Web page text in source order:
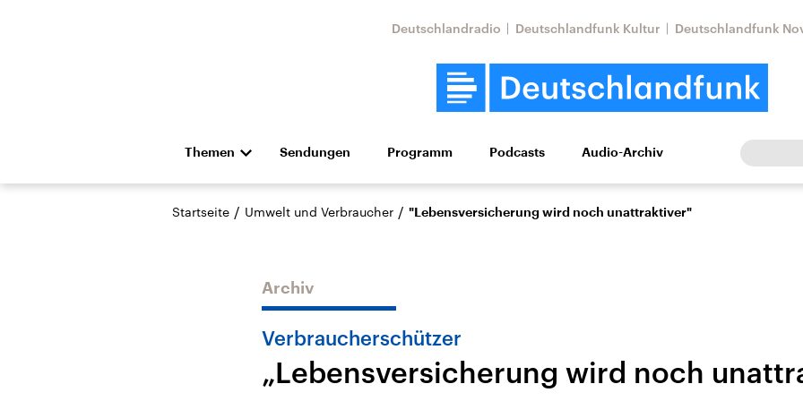
Deutschlandradio Deutschlandfunk Kultur Deutschlandfunk
Themen
Die Nachrichten Politik Wirtschaft Wissen Kultur Europa
Hörspiel und Feature Musik
Landtagswahl Sachsen-
Anhalt 2026
USA
Nahostkonflikt
Aktuelle Lage und
Iran
Sendungen Programm Podcasts Audio-Archiv
Startseite / Umwelt und Verbraucher / "Lebensversicherung wird noch unattraktiver"
Archiv
Verbraucherschützer
„Lebensversicherung wird noch